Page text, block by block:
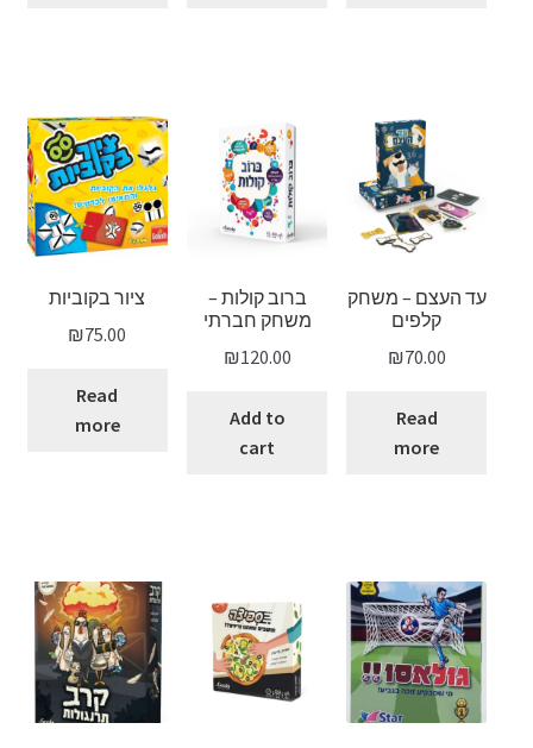
עד העצם – משחק
קלפים
₪70.00
Read
more
ברוב קולות –
משחק חברתי
₪120.00
Add to
cart
ציור בקוביות
₪75.00
Read
more